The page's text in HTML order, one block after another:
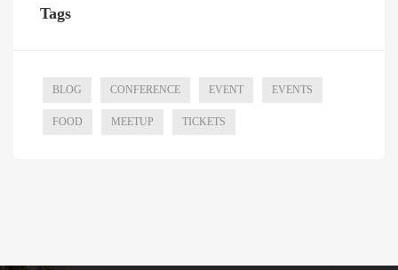
Tags
BLOG CONFERENCE EVENT EVENTS
FOOD MEETUP TICKETS